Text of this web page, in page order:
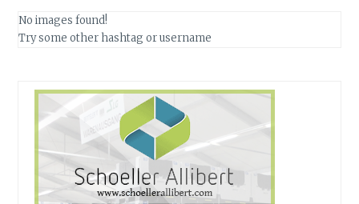
No images found!
Try some other hashtag or username